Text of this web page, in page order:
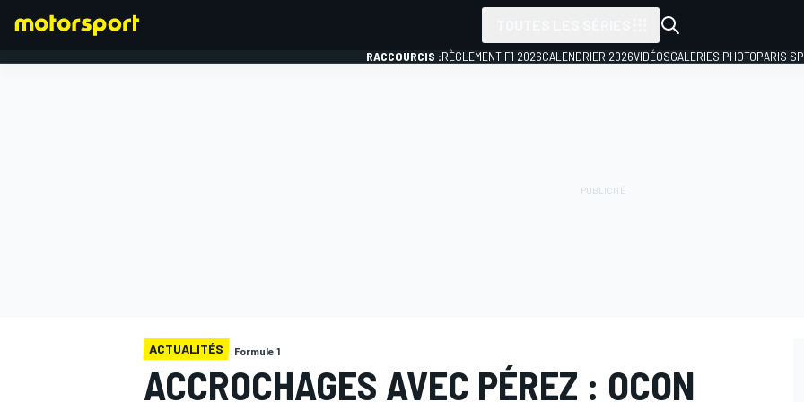
RACCOURCIS :RÈGLEMENT F1 2026CALENDRIER 2026VIDÉOSGALERIES PHOTOPARIS
ACTUALITÉS Formule 1
ACCROCHAGES AVEC PÉREZ : OCON